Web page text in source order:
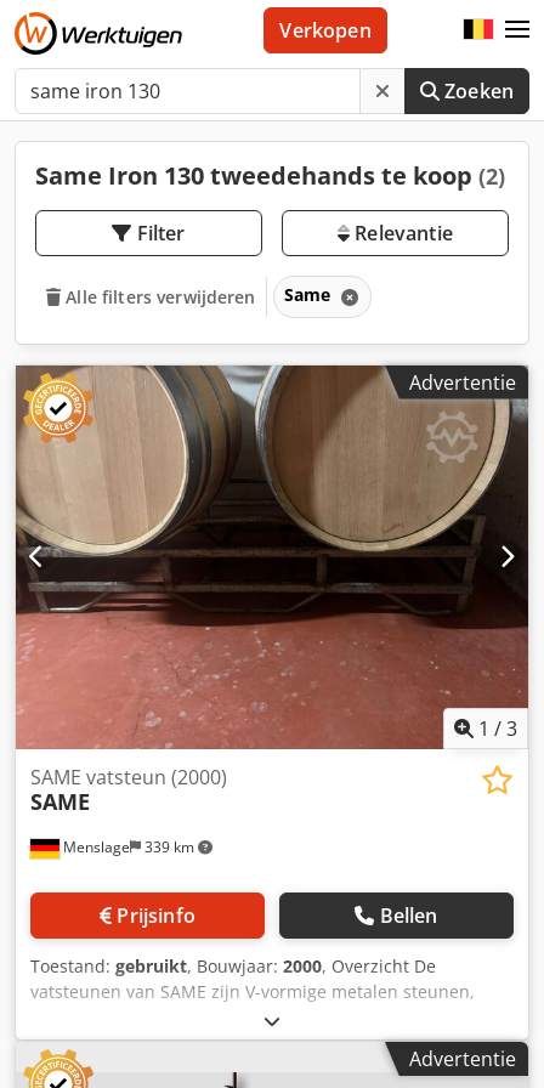
Zoeken
Verkopen
Same Iron 130 tweedehands te koop (2)
Filter Relevantie
Alle filters verwijderen Same
Advertentie
1 /3
Menslage 339 km
SAME vatsteun (2000)
SAME
Prijsinfo Bellen
Toestand: gebruikt, Bouwjaar: 2000, Overzicht De
vatsteunen van SAME zijn V-vormige metalen steunen,
speciaal ontworpen voor wijnkelders, die een stabiele en
veilige positionering van eikenhouten vaten garanderen
tijdens opslag, hantering en reiniging. Dankzij hunAdvertentie